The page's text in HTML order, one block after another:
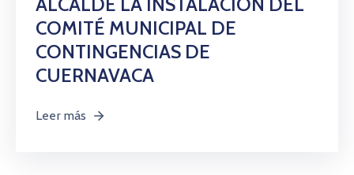
COMITÉ MUNICIPAL DE
CONTINGENCIAS DE
CUERNAVACA
Leer más